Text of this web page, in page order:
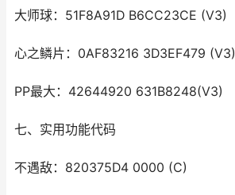
大师球：51F8A91D B6CC23CE (V3)
心之鳞片：0AF83216 3D3EF479 (V3)
PP最大：42644920 631B8248(V3)
七、实用功能代码
不遇敌：820375D4 0000 (C)